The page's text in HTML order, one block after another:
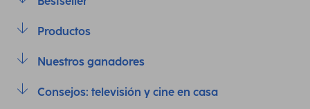
Productos
Nuestros ganadores
Consejos: televisión y cine en casa